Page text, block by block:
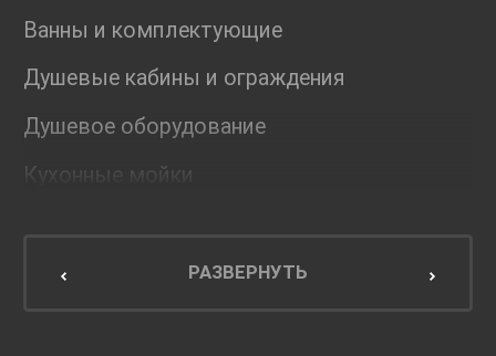
Ванны и комплектующие
Душевые кабины и ограждения
Душевое оборудование
Кухонные мойки
Мебель для кухниРАЗВЕРНУТЬ